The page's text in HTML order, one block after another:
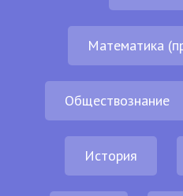
Математика
Обществознание
История